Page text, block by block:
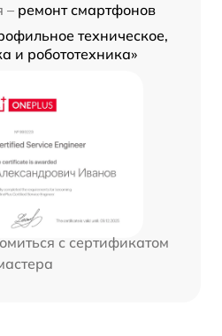
– ремонт смартфонов
техническое,
и робототехника»
с сертификатом